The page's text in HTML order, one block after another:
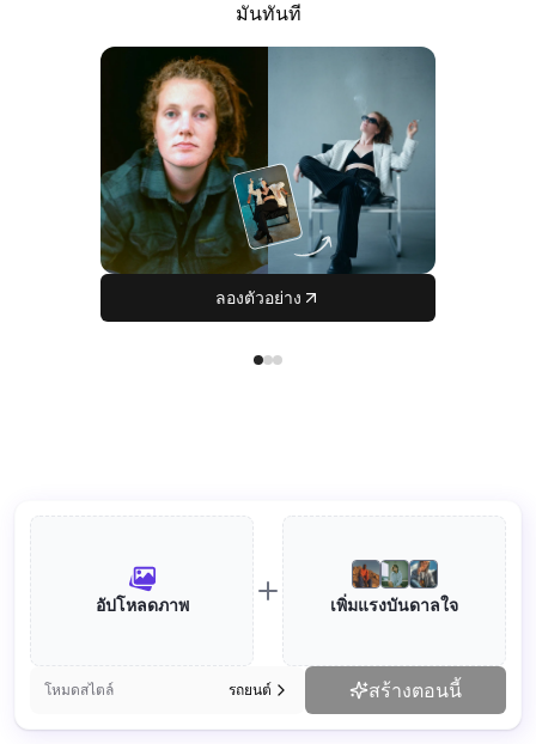
มันทันที
ลองตัวอย่าง
อัปโหลดภาพ เพิ่มแรงบันดาลใจ
โหมดสไตล์ รถยนต์ สร้างตอนนี้